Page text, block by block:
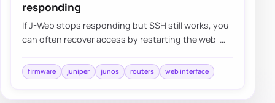
responding
If J-Web stops responding but SSH still works, you
can often recover access by restarting the web-
firmware juniper junos routers web interface